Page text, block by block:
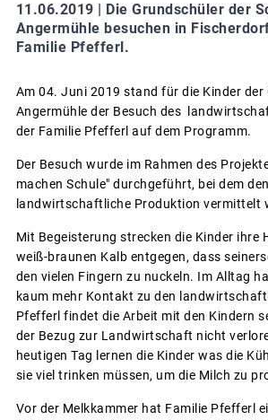
11.06.2019 |
Die Grundschüler der
Angermühle besuchen in
Familie Pfefferl.
Am 04. Juni 2019 stand für die Kinder der
Angermühle der Besuch des
der Familie Pfefferl auf dem Programm.
Der Besuch wurde im Rahmen des
machen Schule" durchgeführt, bei dem
landwirtschaftliche Produktion vermittelt
Mit Begeisterung strecken die Kinder ihre
weiß-braunen Kalb entgegen, dass
den vielen Fingern zu nuckeln. Im Alltag
kaum mehr Kontakt zu den
Pfefferl findet die Arbeit mit den Kindern
der Bezug zur Landwirtschaft nicht
heutigen Tag lernen die Kinder was die
sie viel trinken müssen, um die Milch zu
Vor der Melkkammer hat Familie Pfefferl